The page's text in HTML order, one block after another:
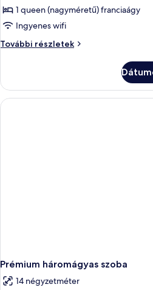
1 queen (nagyméretű) franciaágy
Ingyenes wifi
További részletek
Prémium
(nagyméretű)
franciaágy
további
Prémium háromágyas szoba
14 négyzetméter